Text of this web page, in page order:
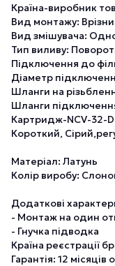
Країна-виробник
Вид монтажу:
Вид змішувача:
Тип виливу:
Підключення до
Діаметр
Шланги на
Шланги
Картридж-NCV-32-
Короткий,
Матеріал: Латунь
Колір виробу:
Додаткові
- Монтаж на один
- Гнучка підводка
Країна реєстрації
Гарантія: 12 місяців